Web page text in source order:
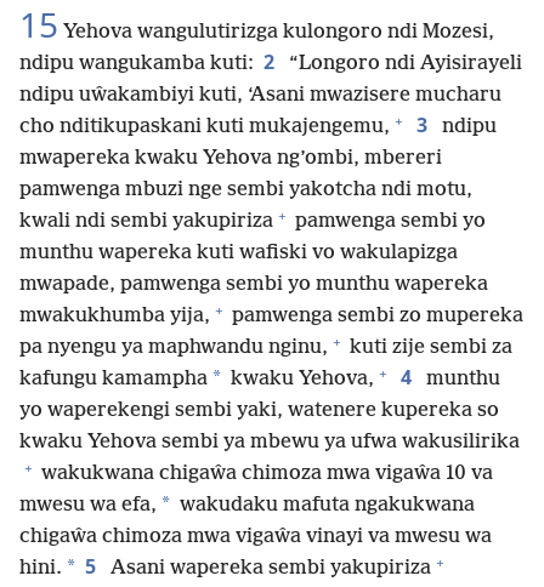
15 Yehova wangulutirizga kulongoro ndi Mozesi,
ndipu wangukamba kuti: 2
“Longoro ndi Ayisirayeli
ndipu uŵakambiyi kuti, ‘Asani mwazisere mucharu
cho nditikupaskani kuti mukajengemu, + 3
ndipu
mwapereka kwaku Yehova ng’ombi, mbereri
pamwenga mbuzi nge sembi yakotcha ndi motu,
kwali ndi sembi yakupiriza + pamwenga sembi yo
munthu wapereka kuti wafiski vo wakulapizga
mwapade, pamwenga sembi yo munthu wapereka
mwakukhumba yija, + pamwenga sembi zo mupereka
pa nyengu ya maphwandu nginu, + kuti zije sembi za
kafungu kamampha * kwaku Yehova, + 4
munthu
yo waperekengi sembi yaki, watenere kupereka so
kwaku Yehova sembi ya mbewu ya ufwa wakusilirika
+ wakukwana chigaŵa chimoza mwa vigaŵa 10 va
mwesu wa efa, * wakudaku mafuta ngakukwana
chigaŵa chimoza mwa vigaŵa vinayi va mwesu wa
hini. * 5 Asani wapereka sembi yakupiriza +